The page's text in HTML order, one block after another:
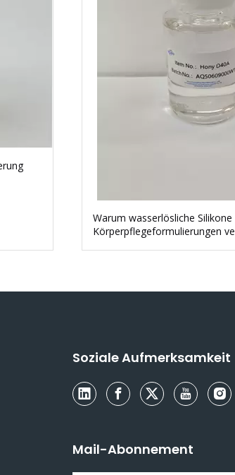
Warum wasserlösliche Silikone
Körperpflegeformulierungen
Soziale Aufmerksamkeit
Mail-Abonnement